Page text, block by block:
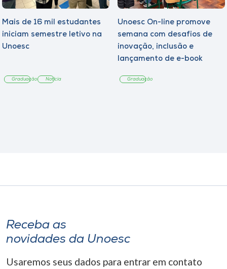
Mais de 16 mil estudantes
iniciam semestre letivo na
Unoesc
Graduação Notícia
Unoesc On-line promove
semana com desafios de
inovação, inclusão e
lançamento de e-book
Graduação
Receba as
novidades da Unoesc
Usaremos seus dados para entrar em contato